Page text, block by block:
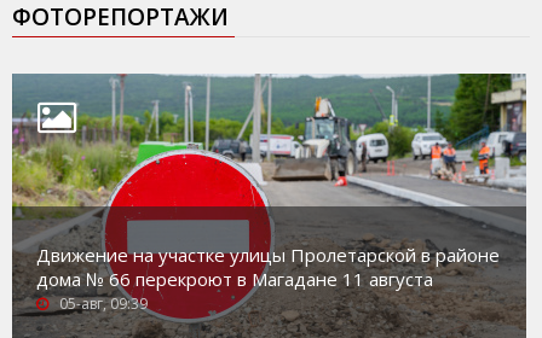
ФОТОРЕПОРТАЖИ
Движение на участке улицы Пролетарской в районе
дома № 66 перекроют в Магадане 11 августа
05-авг, 09:39